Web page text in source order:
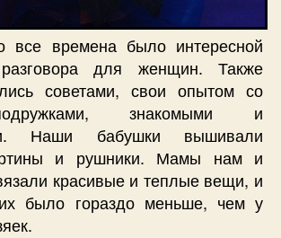
все времена было интересной
для женщин. Также
советами, свои опытом со
знакомыми и
Наши бабушки вышивали
и рушники. Мамы нам и
красивые и теплые вещи, и
было гораздо меньше, чем у